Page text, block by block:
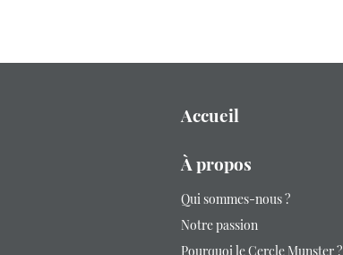
Accueil
À propos
Qui sommes-nous ?
Notre passion